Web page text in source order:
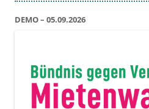
DEMO – 05.09.2026